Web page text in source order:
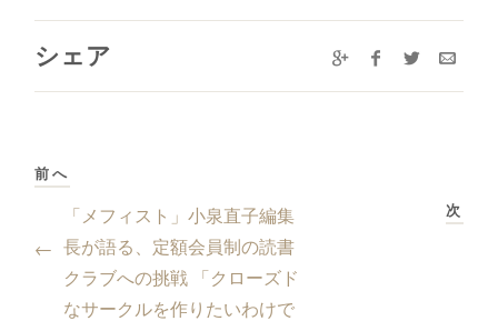
シェア
前へ
←
「メフィスト」小泉直子編集
長が語る、定額会員制の読書
クラブへの挑戦 「クローズド
なサークルを作りたいわけで
次